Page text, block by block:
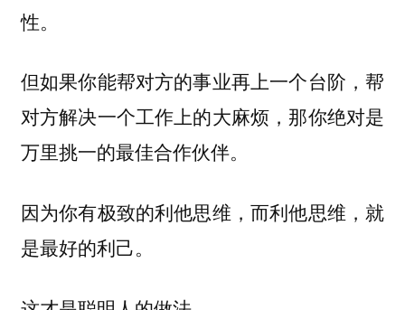
性。
但如果你能帮对方的事业再上一个台阶，帮
对方解决一个工作上的大麻烦，那你绝对是
万里挑一的最佳合作伙伴。
因为你有极致的利他思维，而利他思维，就
是最好的利己。